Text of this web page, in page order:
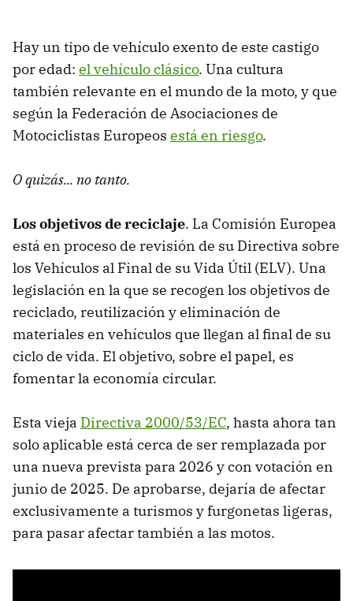
Hay un tipo de vehículo exento de este castigo
por edad: el vehículo clásico. Una cultura
también relevante en el mundo de la moto, y que
según la Federación de Asociaciones de
Motociclistas Europeos está en riesgo.
O quizás... no tanto.
Los objetivos de reciclaje. La Comisión Europea
está en proceso de revisión de su Directiva sobre
los Vehículos al Final de su Vida Útil (ELV). Una
legislación en la que se recogen los objetivos de
reciclado, reutilización y eliminación de
materiales en vehículos que llegan al final de su
ciclo de vida. El objetivo, sobre el papel, es
fomentar la economía circular.
Esta vieja Directiva 2000/53/EC, hasta ahora tan
solo aplicable está cerca de ser remplazada por
una nueva prevista para 2026 y con votación en
junio de 2025. De aprobarse, dejaría de afectar
exclusivamente a turismos y furgonetas ligeras,
para pasar afectar también a las motos.